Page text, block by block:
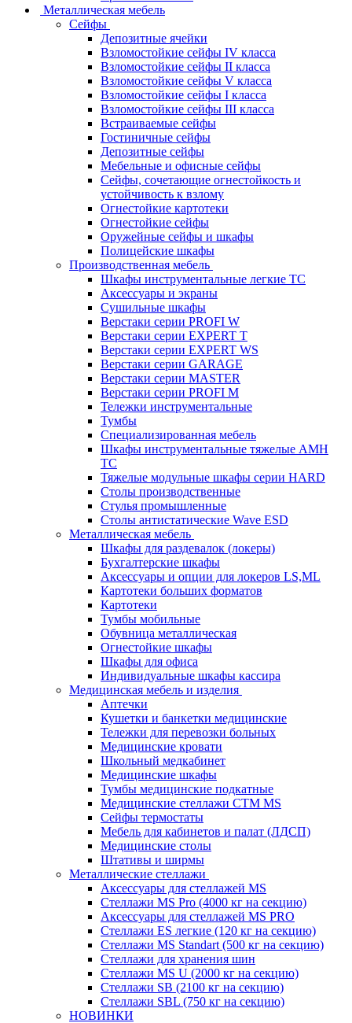
Металлическая мебель
Сейфы
Депозитные ячейки
Взломостойкие сейфы IV класса
Взломостойкие сейфы II класса
Взломостойкие сейфы V класса
Взломостойкие сейфы I класса
Взломостойкие сейфы III класса
Встраиваемые сейфы
Гостиничные сейфы
Депозитные сейфы
Мебельные и офисные сейфы
Сейфы, сочетающие огнестойкость и
устойчивость к взлому
Огнестойкие картотеки
Огнестойкие сейфы
Оружейные сейфы и шкафы
Полицейские шкафы
Производственная мебель
Шкафы инструментальные легкие ТС
Аксессуары и экраны
Cушильные шкафы
Верстаки серии PROFI W
Верстаки серии EXPERT T
Верстаки серии EXPERT WS
Верстаки серии GARAGE
Верстаки серии MASTER
Верстаки серии PROFI M
Тележки инструментальные
Тумбы
Cпециализированная мебель
Шкафы инструментальные тяжелые AMH
TC
Тяжелые модульные шкафы серии HARD
Столы производственные
Стулья промышленные
Столы антистатические Wave ESD
Металлическая мебель
Шкафы для раздевалок (локеры)
Бухгалтерские шкафы
Аксессуары и опции для локеров LS,ML
Картотеки больших форматов
Картотеки
Тумбы мобильные
Обувница металлическая
Огнестойкие шкафы
Шкафы для офиса
Индивидуальные шкафы кассира
Медицинская мебель и изделия
Аптечки
Кушетки и банкетки медицинские
Тележки для перевозки больных
Медицинские кровати
Школьный медкабинет
Медицинские шкафы
Тумбы медицинские подкатные
Медицинские стеллажи CTM MS
Сейфы термостаты
Мебель для кабинетов и палат (ЛДСП)
Медицинские столы
Штативы и ширмы
Металлические стеллажи
Аксессуары для стеллажей MS
Стеллажи MS Pro (4000 кг на секцию)
Аксессуары для стеллажей MS PRO
Стеллажи ES легкие (120 кг на секцию)
Стеллажи MS Standart (500 кг на секцию)
Стеллажи для хранения шин
Стеллажи MS U (2000 кг на секцию)
Стеллажи SB (2100 кг на секцию)
Стеллажи SBL (750 кг на секцию)
НОВИНКИ